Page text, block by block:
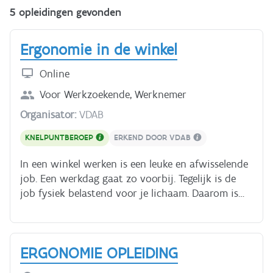
5 opleidingen gevonden
Ergonomie in de winkel
Online
Voor Werkzoekende, Werknemer
Organisator:VDAB
KNELPUNTBEROEP ERKEND DOOR VDAB
In een winkel werken is een leuke en afwisselende
job. Een werkdag gaat zo voorbij. Tegelijk is de
job fysiek belastend voor je lichaam. Daarom is
cursus leer je van dokter Van Avermaet hoe je je
rug, spieren en gewrichten gezond houdt. Via
interactieve filmpjes leer je hoe je best kan heffen
en tillen, rekken vullen en de winkel schoonmaken.
ERGONOMIE OPLEIDING